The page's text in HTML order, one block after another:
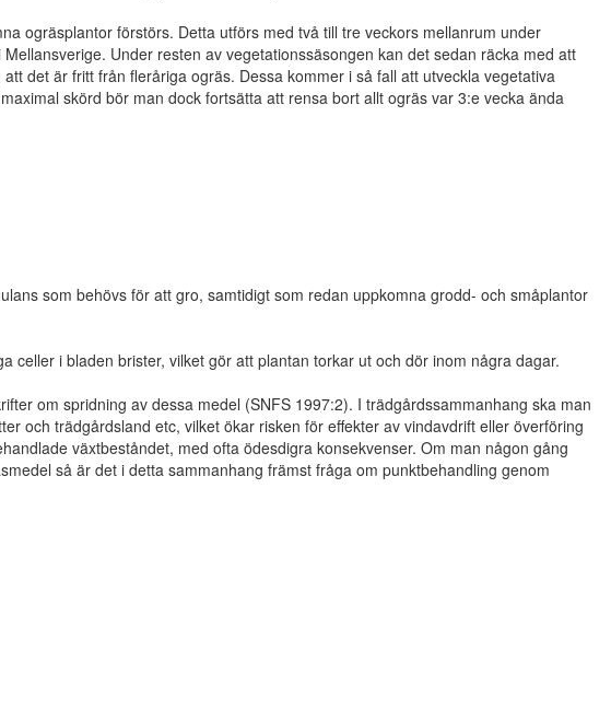
ogräsplantor förstörs. Detta utförs med två till tre veckors mellanrum under
Under resten av vegetationssäsongen kan det sedan räcka med att
det är fritt från fleråriga ogräs. Dessa kommer i så fall att utveckla vegetativa
skörd bör man dock fortsätta att rensa bort allt ogräs var 3:e vecka ända
som behövs för att gro, samtidigt som redan uppkomna grodd- och småplantor
celler i bladen brister, vilket gör att plantan torkar ut och dör inom några dagar.
om spridning av dessa medel (SNFS 1997:2). I trädgårdssammanhang ska man
och trädgårdsland etc, vilket ökar risken för effekter av vindavdrift eller överföring
växtbeståndet, med ofta ödesdigra konsekvenser. Om man någon gång
så är det i detta sammanhang främst fråga om punktbehandling genom